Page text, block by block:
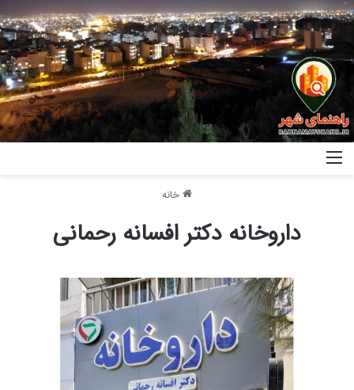
خانه
داروخانه دکتر افسانه رحمانی